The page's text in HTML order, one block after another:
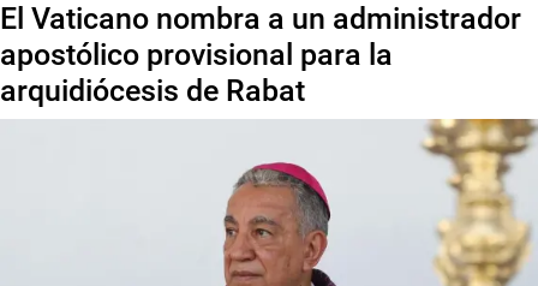
El Vaticano nombra a un administrador
apostólico provisional para la
arquidiócesis de Rabat